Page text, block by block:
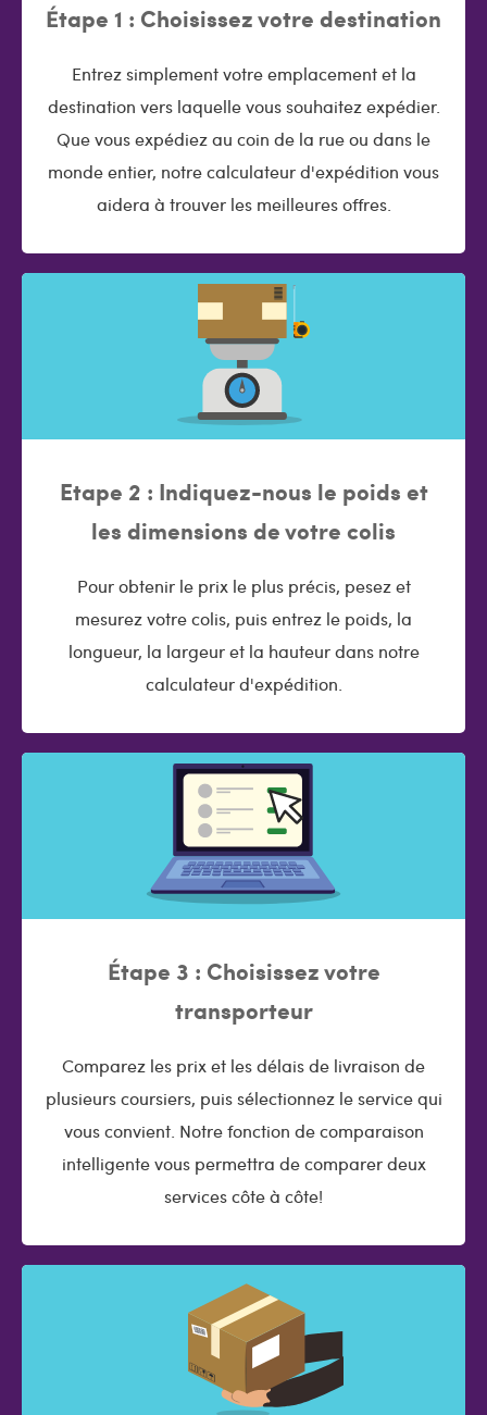
Étape 1 : Choisissez votre destination
Entrez simplement votre emplacement et la
destination vers laquelle vous souhaitez expédier.
Que vous expédiez au coin de la rue ou dans le
monde entier, notre calculateur d'expédition vous
aidera à trouver les meilleures offres.
Etape 2 : Indiquez-nous le poids et
les dimensions de votre colis
Pour obtenir le prix le plus précis, pesez et
mesurez votre colis, puis entrez le poids, la
longueur, la largeur et la hauteur dans notre
calculateur d'expédition.
Étape 3 : Choisissez votre
transporteur
Comparez les prix et les délais de livraison de
plusieurs coursiers, puis sélectionnez le service qui
vous convient. Notre fonction de comparaison
intelligente vous permettra de comparer deux
services côte à côte!